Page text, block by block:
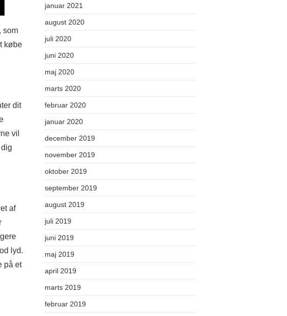
som
købe
dit
vil
af
lyd.
på et
januar 2021
august 2020
juli 2020
juni 2020
maj 2020
marts 2020
februar 2020
januar 2020
december 2019
november 2019
oktober 2019
september 2019
august 2019
juli 2019
juni 2019
maj 2019
april 2019
marts 2019
februar 2019